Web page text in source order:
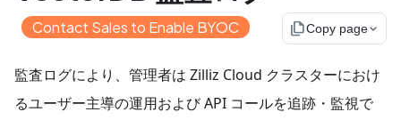
Contact Sales to Enable BYOC file_copyCopy page
監査ログにより、管理者は Zilliz Cloud クラスターにおけ
るユーザー主導の運用および API コールを追跡・監視で